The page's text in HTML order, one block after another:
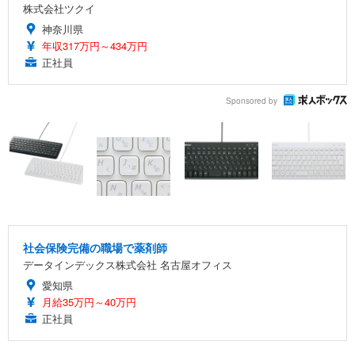
株式会社ツクイ
神奈川県
年収317万円～434万円
正社員
Sponsored by
社会保険完備の職場で薬剤師
データインデックス株式会社 名古屋オフィス
愛知県
月給35万円～40万円
正社員